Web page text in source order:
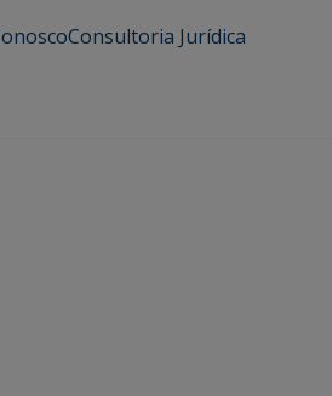
Consultoria Jurídica